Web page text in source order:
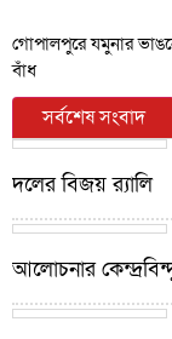
গোপালপুরে যমুনার
বাঁধ
সর্বশেষ সংবাদ
দলের বিজয় র‍্যালি
আলোচনার